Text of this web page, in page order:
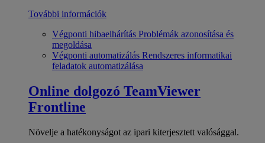
További információk
Végponti hibaelhárítás Problémák azonosítása és
megoldása
Végponti automatizálás Rendszeres informatikai
feladatok automatizálása
Online dolgozó TeamViewer
Frontline
Növelje a hatékonyságot az ipari kiterjesztett valósággal.